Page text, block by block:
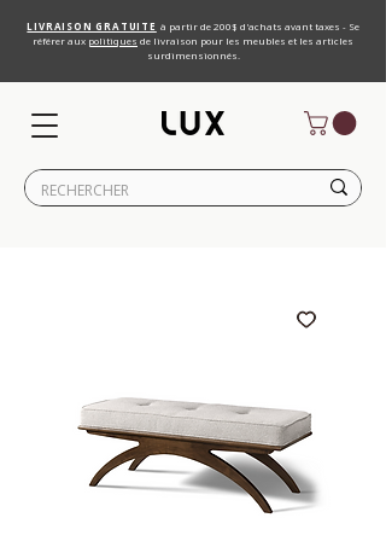
LIVRAISON GRATUITE à partir de 200$ d'achats avant taxes - Se
référer aux politiques de livraison pour les meubles et les articles
surdimensionnés.